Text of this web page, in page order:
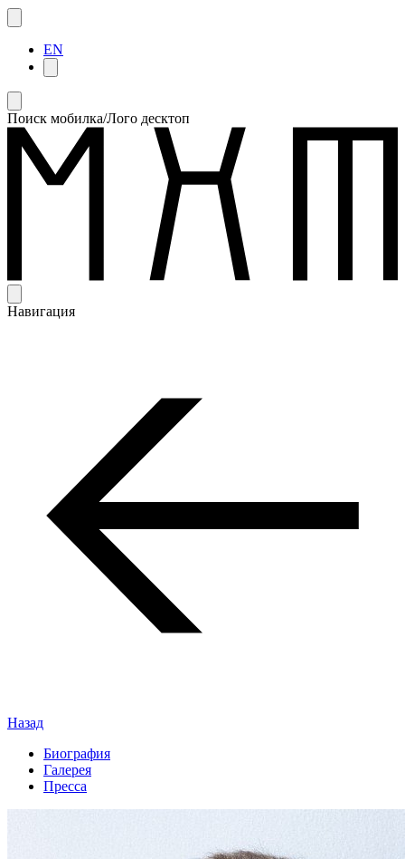
EN
Поиск мобилка/Лого десктоп
Навигация
Назад
Биография
Галерея
Пресса